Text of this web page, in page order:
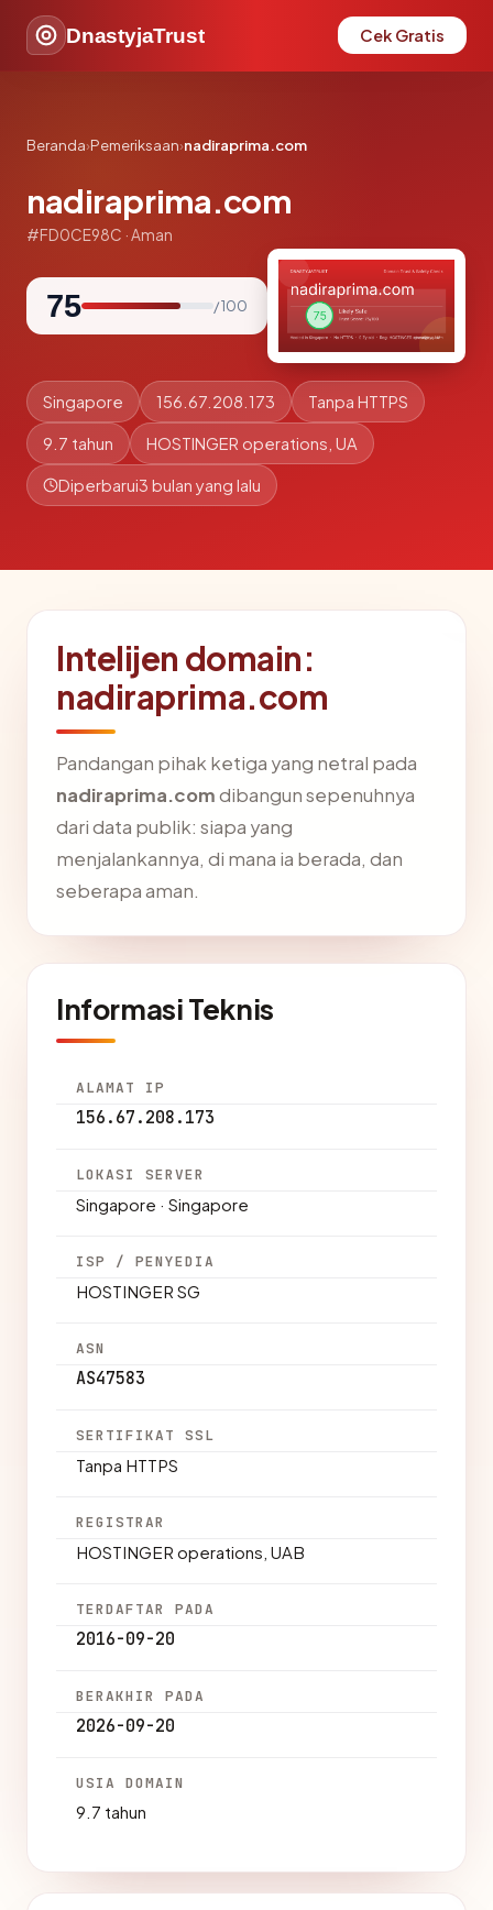
DnastyjaTrust Cek Gratis
Beranda›Pemeriksaan›nadiraprima.com
nadiraprima.com
#FD0CE98C · Aman
75 / 100
Singapore 156.67.208.173 Tanpa HTTPS
9.7 tahun HOSTINGER operations, UA
Diperbarui3 bulan yang lalu
Intelijen domain:
nadiraprima.com
Pandangan pihak ketiga yang netral pada
nadiraprima.comdibangun sepenuhnya
dari data publik: siapa yang
menjalankannya, di mana ia berada, dan
seberapa aman.
Informasi Teknis
ALAMAT IP
156.67.208.173
LOKASI SERVER
Singapore · Singapore
ISP / PENYEDIA
HOSTINGER SG
ASN
AS47583
SERTIFIKAT SSL
Tanpa HTTPS
REGISTRAR
HOSTINGER operations, UAB
TERDAFTAR PADA
2016-09-20
BERAKHIR PADA
2026-09-20
USIA DOMAIN
9.7 tahun